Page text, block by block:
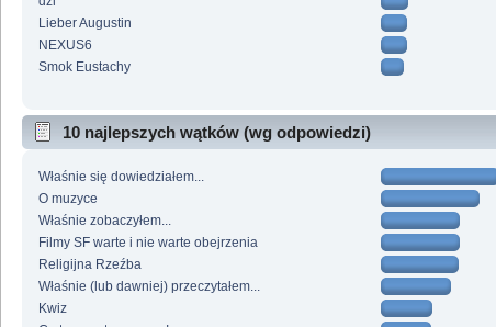
Lieber Augustin
NEXUS6
Smok Eustachy
10 najlepszych wątków (wg odpowiedzi)
Właśnie się dowiedziałem...
O muzyce
Właśnie zobaczyłem...
Filmy SF warte i nie warte obejrzenia
Religijna Rzeźba
Właśnie (lub dawniej) przeczytałem...
Kwiz